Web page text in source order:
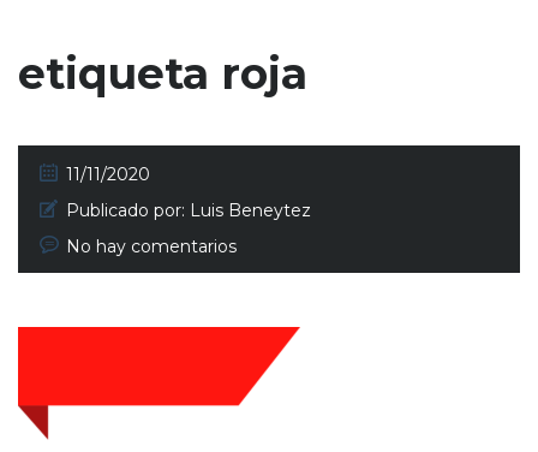
etiqueta roja
11/11/2020
Publicado por: Luis Beneytez
No hay comentarios